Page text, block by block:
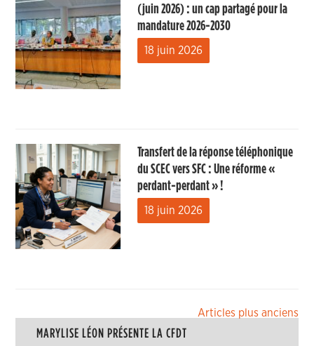
(juin 2026) : un cap partagé pour la
mandature 2026-2030
18 juin 2026
Transfert de la réponse téléphonique
du SCEC vers SFC : Une réforme «
perdant-perdant » !
18 juin 2026
Navigation
des
Articles plus anciens
MARYLISE LÉON PRÉSENTE LA CFDT